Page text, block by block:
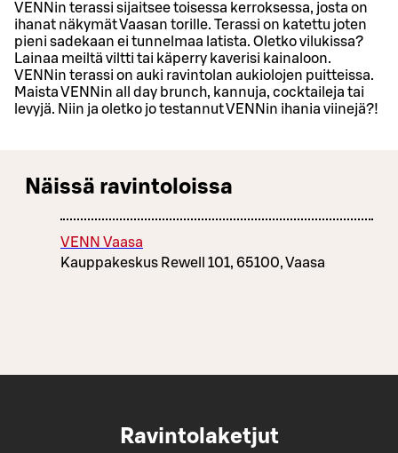
VENNin terassi sijaitsee toisessa kerroksessa, josta on
ihanat näkymät Vaasan torille. Terassi on katettu joten
pieni sadekaan ei tunnelmaa latista. Oletko vilukissa?
Lainaa meiltä viltti tai käperry kaverisi kainaloon.
VENNin terassi on auki ravintolan aukiolojen puitteissa.
Maista VENNin all day brunch, kannuja, cocktaileja tai
levyjä. Niin ja oletko jo testannut VENNin ihania viinejä?!
Näissä ravintoloissa
VENN Vaasa
Kauppakeskus Rewell 101, 65100, Vaasa
Ravintolaketjut